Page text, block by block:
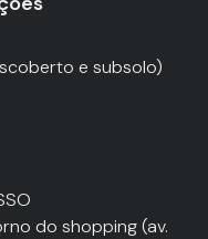
e subsolo)
do shopping (av.